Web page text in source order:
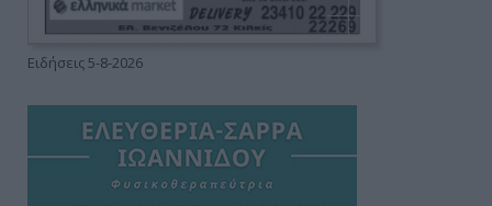
Ειδήσεις 5-8-2026